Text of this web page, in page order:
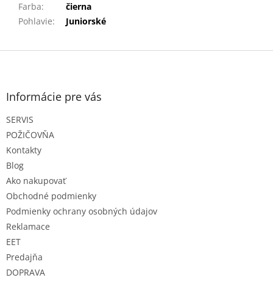
Farba:
čierna
Pohlavie: Juniorské
Z
Informácie pre vás
SERVIS
POŽIČOVŇA
Kontakty
Blog
Ako nakupovať
Obchodné podmienky
Podmienky ochrany osobných údajov
Reklamace
EET
Predajňa
DOPRAVA